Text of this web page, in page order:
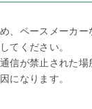
、ペースメーカ
てください。
信が禁止された場
になります。